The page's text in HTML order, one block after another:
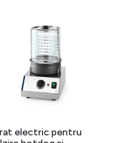
electric pentru